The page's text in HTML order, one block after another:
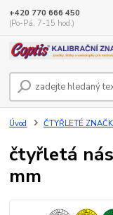
+420 770 666 450
(Po-Pá, 7-15 hod.)
Úvod ČTYŘLETÉ
čtyřletá
mm